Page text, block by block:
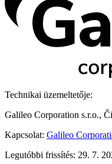
Technikai üzemeltetője:
Galileo Corporation s.r.o.,
Kapcsolat: Galileo
Legutóbbi frissítés: 29. 7.